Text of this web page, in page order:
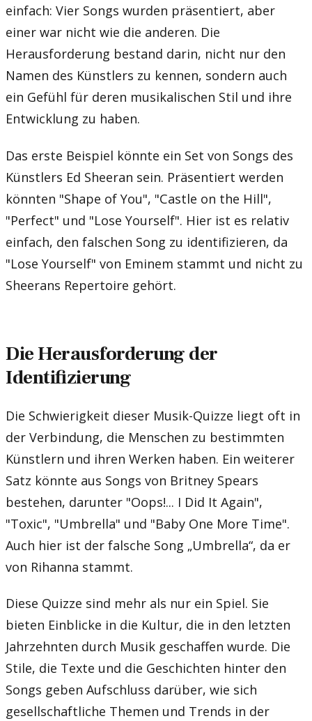
einfach: Vier Songs wurden präsentiert, aber
einer war nicht wie die anderen. Die
Herausforderung bestand darin, nicht nur den
Namen des Künstlers zu kennen, sondern auch
ein Gefühl für deren musikalischen Stil und ihre
Entwicklung zu haben.
Das erste Beispiel könnte ein Set von Songs des
Künstlers Ed Sheeran sein. Präsentiert werden
könnten "Shape of You", "Castle on the Hill",
"Perfect" und "Lose Yourself". Hier ist es relativ
einfach, den falschen Song zu identifizieren, da
"Lose Yourself" von Eminem stammt und nicht zu
Sheerans Repertoire gehört.
Die Herausforderung der
Identifizierung
Die Schwierigkeit dieser Musik-Quizze liegt oft in
der Verbindung, die Menschen zu bestimmten
Künstlern und ihren Werken haben. Ein weiterer
Satz könnte aus Songs von Britney Spears
bestehen, darunter "Oops!... I Did It Again",
"Toxic", "Umbrella" und "Baby One More Time".
Auch hier ist der falsche Song „Umbrella“, da er
von Rihanna stammt.
Diese Quizze sind mehr als nur ein Spiel. Sie
bieten Einblicke in die Kultur, die in den letzten
Jahrzehnten durch Musik geschaffen wurde. Die
Stile, die Texte und die Geschichten hinter den
Songs geben Aufschluss darüber, wie sich
gesellschaftliche Themen und Trends in der